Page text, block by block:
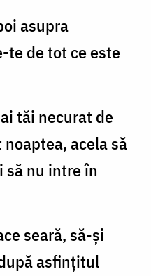
asupra
te de tot ce este
tăi necurat de
acela să
să nu intre în
seară, să-şi
asfinţitul